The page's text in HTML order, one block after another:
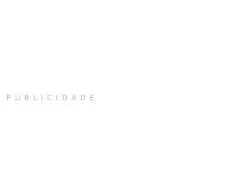
PUBLICIDADE